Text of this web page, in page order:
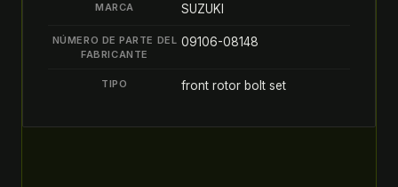
quantityMARCA SUZUKI
NÚMERO DE PARTE DEL
FABRICANTE
09106-08148
TIPO front rotor bolt set